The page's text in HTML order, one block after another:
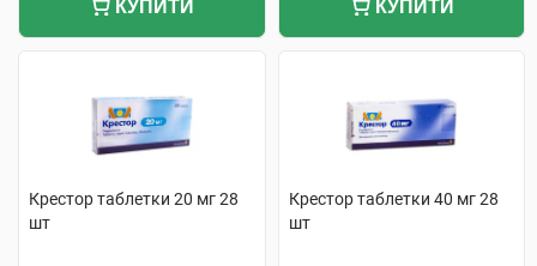
КУПИТИ КУПИТИ
Крестор таблетки 20 мг 28
шт
Крестор таблетки 40 мг 28
шт